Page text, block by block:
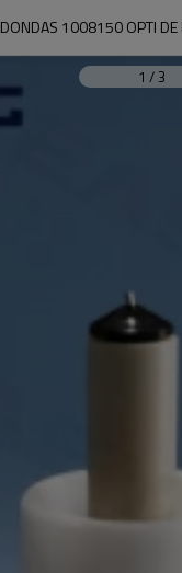
1008150 OPTI
1 /3